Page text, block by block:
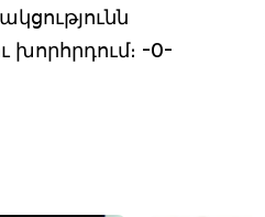
խորհրդում։ -0-